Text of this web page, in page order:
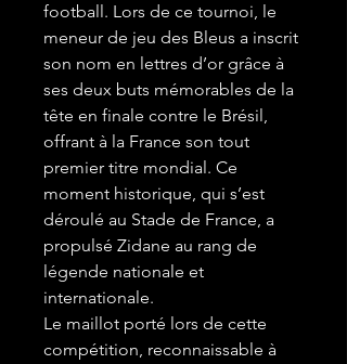
football. Lors de ce tournoi, le
meneur de jeu des Bleus a inscrit
son nom en lettres d’or grâce à
ses deux buts mémorables de la
tête en finale contre le Brésil,
offrant à la France son tout
premier titre mondial. Ce
moment historique, qui s’est
déroulé au Stade de France, a
propulsé Zidane au rang de
légende nationale et
internationale.
Le maillot porté lors de cette
compétition, reconnaissable à